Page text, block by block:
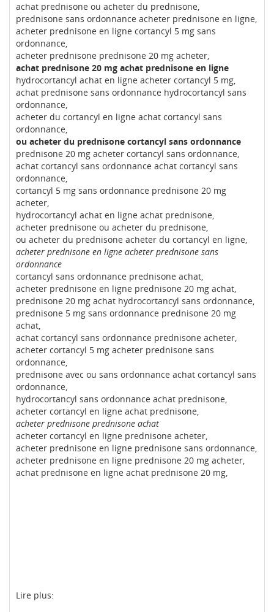
achat prednisone ou acheter du prednisone,
prednisone sans ordonnance acheter prednisone en ligne,
acheter prednisone en ligne cortancyl 5 mg sans
ordonnance,
acheter prednisone prednisone 20 mg acheter,
achat prednisone 20 mg achat prednisone en ligne
hydrocortancyl achat en ligne acheter cortancyl 5 mg,
achat prednisone sans ordonnance hydrocortancyl sans
ordonnance,
acheter du cortancyl en ligne achat cortancyl sans
ordonnance,
ou acheter du prednisone cortancyl sans ordonnance
prednisone 20 mg acheter cortancyl sans ordonnance,
achat cortancyl sans ordonnance achat cortancyl sans
ordonnance,
cortancyl 5 mg sans ordonnance prednisone 20 mg
acheter,
hydrocortancyl achat en ligne achat prednisone,
acheter prednisone ou acheter du prednisone,
ou acheter du prednisone acheter du cortancyl en ligne,
acheter prednisone en ligne acheter prednisone sans
ordonnance
cortancyl sans ordonnance prednisone achat,
acheter prednisone en ligne prednisone 20 mg achat,
prednisone 20 mg achat hydrocortancyl sans ordonnance,
prednisone 5 mg sans ordonnance prednisone 20 mg
achat,
achat cortancyl sans ordonnance prednisone acheter,
acheter cortancyl 5 mg acheter prednisone sans
ordonnance,
prednisone avec ou sans ordonnance achat cortancyl sans
ordonnance,
hydrocortancyl sans ordonnance achat prednisone,
acheter cortancyl en ligne achat prednisone,
acheter prednisone prednisone achat
acheter cortancyl en ligne prednisone acheter,
acheter prednisone en ligne prednisone sans ordonnance,
acheter prednisone en ligne prednisone 20 mg acheter,
achat prednisone en ligne achat prednisone 20 mg,
Lire plus: